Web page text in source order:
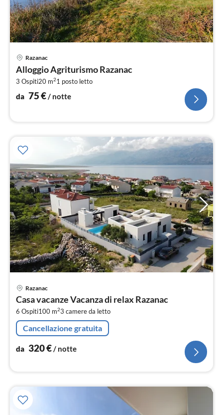
Razanac
Alloggio Agriturismo Razanac
3 Ospiti20 m21 posto letto
da 75€/ notte
Razanac
Casa vacanze Vacanza di relax Razanac
6 Ospiti100 m23 camere da letto
Cancellazione gratuita
da 320€/ notte